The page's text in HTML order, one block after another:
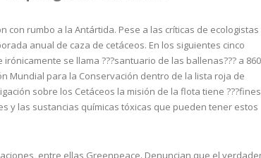
rumbo a la Antártida. Pese a las críticas de ecologistas
anual de caza de cetáceos. En los siguientes cinco
se llama ???santuario de las ballenas??? a 860
Mundial para la Conservación dentro de la lista roja de
sobre los Cetáceos la misión de la flota tiene ???fines
y las sustancias químicas tóxicas que pueden tener estos
entre ellas Greenpeace. Denuncian que el